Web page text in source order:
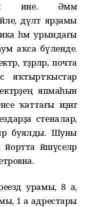
ине. Әммә
дәүләт ярҙамы
һәм урындағы
аҡса бүленде.
тәҙрәләр, почта
яҡтыртҡыстар
япмаһын
ҡаттағы иҙәнгә
стеналар,
буялды. Шуны
йортта йәшәүселәр
урамы, 8 а,
1 а адрестары